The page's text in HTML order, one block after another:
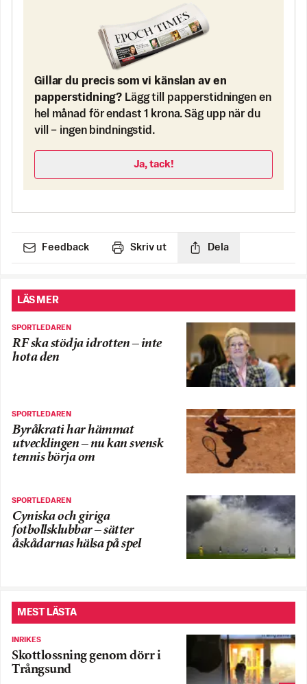
Gillar du precis som vi känslan av en
papperstidning? Lägg till papperstidningen en
hel månad för endast 1 krona. Säg upp när du
vill – ingen bindningstid.
Ja, tack!
Feedback Skriv ut Dela
LÄS MER
SPORTLEDAREN
RF ska stödja idrotten – inte
hota den
SPORTLEDAREN
Byråkrati har hämmat
utvecklingen – nu kan svensk
tennis börja om
SPORTLEDAREN
Cyniska och giriga
fotbollsklubbar – sätter
åskådarnas hälsa på spel
MEST LÄSTA
INRIKES
Skottlossning genom dörr i
Trångsund